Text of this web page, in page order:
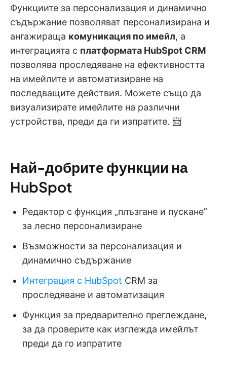
Функциите за персонализация и динамично
съдържание позволяват персонализирана и
ангажираща комуникация по имейл, а
интеграцията с платформата HubSpot CRM
позволява проследяване на ефективността
на имейлите и автоматизиране на
последващите действия. Можете също да
визуализирате имейлите на различни
устройства, преди да ги изпратите. 📨
Най-добрите функции на
HubSpot
Редактор с функция „плъзгане и пускане”
за лесно персонализиране
Възможности за персонализация и
динамично съдържание
Интеграция с HubSpot CRM за
проследяване и автоматизация
Функция за предварително преглеждане,
за да проверите как изглежда имейлът
преди да го изпратите